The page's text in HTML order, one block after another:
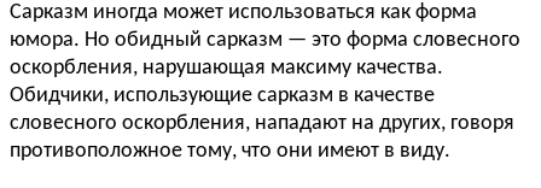
Сарказм иногда может использоваться как форма
юмора. Но обидный сарказм — это форма словесного
оскорбления, нарушающая максиму качества.
Обидчики, использующие сарказм в качестве
словесного оскорбления, нападают на других, говоря
противоположное тому, что они имеют в виду.